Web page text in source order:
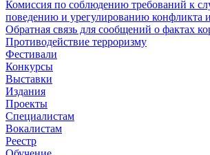
Комиссия по соблюдению требований к
поведению и урегулированию конфликта
Обратная связь для сообщений о фактах
Противодействие терроризму
Фестивали
Конкурсы
Выставки
Издания
Проекты
Специалистам
Вокалистам
Реестр